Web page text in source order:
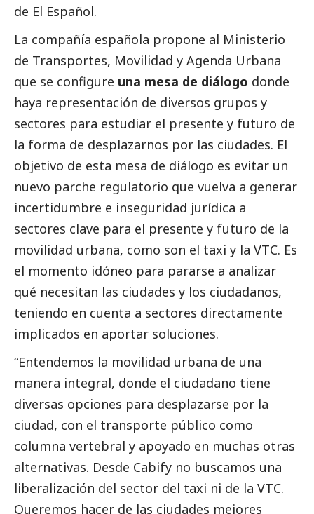
de El Español.
La compañía española propone al Ministerio
de Transportes, Movilidad y Agenda Urbana
que se configure una mesa de diálogo donde
haya representación de diversos grupos y
sectores para estudiar el presente y futuro de
la forma de desplazarnos por las ciudades. El
objetivo de esta mesa de diálogo es evitar un
nuevo parche regulatorio que vuelva a generar
incertidumbre e inseguridad jurídica a
sectores clave para el presente y futuro de la
movilidad urbana, como son el taxi y la VTC. Es
el momento idóneo para pararse a analizar
qué necesitan las ciudades y los ciudadanos,
teniendo en cuenta a sectores directamente
implicados en aportar soluciones.
“Entendemos la movilidad urbana de una
manera integral, donde el ciudadano tiene
diversas opciones para desplazarse por la
ciudad, con el transporte público como
columna vertebral y apoyado en muchas otras
alternativas. Desde Cabify no buscamos una
liberalización del sector del taxi ni de la VTC.
Queremos hacer de las ciudades mejores